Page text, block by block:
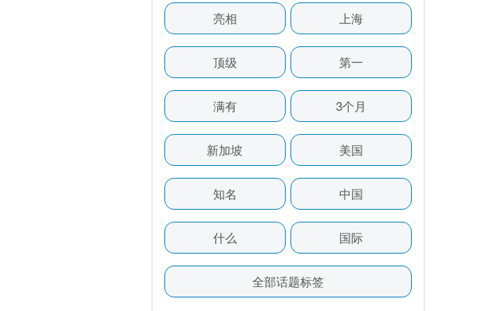
亮相 上海
顶级 第一
满有 3个月
新加坡 美国
知名 中国
什么 国际
全部话题标签